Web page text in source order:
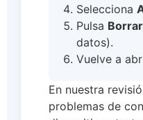
Selecciona
Pulsa
datos).
Vuelve a
En nuestra
problemas de